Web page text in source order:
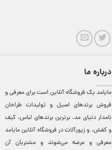
درباره ما
مایامد يک فروشگاه آنلاين است برای معرفی و
فروش برندهای اصيل و توليدات طراحان
نامدار دنيای مد. برترين‌ برندهای لباس، کيف
و کفش، و زيورآلات در فروشگاه آنلاين مایامد
معرفی و عرضه می‌شوند و مشتريان آن